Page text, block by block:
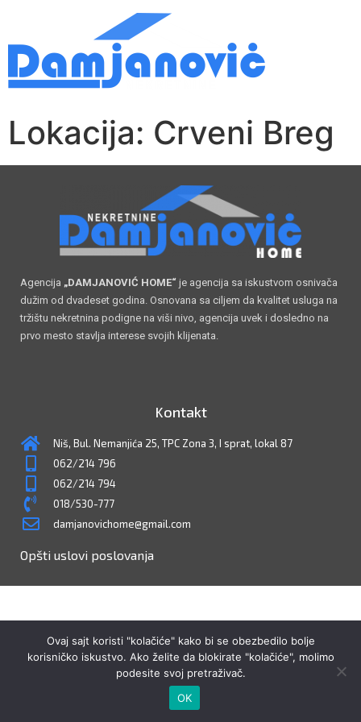
Lokacija: Crveni Breg
Agencija „DAMJANOVIĆ HOME“ je agencija sa iskustvom osnivača
dužim od dvadeset godina. Osnovana sa ciljem da kvalitet usluga na
tržištu nekretnina podigne na viši nivo, agencija uvek i dosledno na
prvo mesto stavlja interese svojih klijenata.
Kontakt
Niš, Bul. Nemanjića 25, TPC Zona 3, I sprat, lokal 87
062/214 796
062/214 794
018/530-777
damjanovichome@gmail.com
Opšti uslovi poslovanja
Ovaj sajt koristi "kolačiće" kako bi se obezbedilo bolje
korisničko iskustvo. Ako želite da blokirate "kolačiće", molimo
podesite svoj pretraživač.
OK